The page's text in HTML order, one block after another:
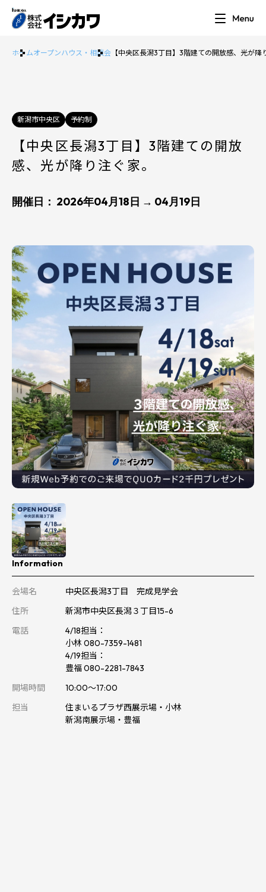
ホームオープンハウス・相談会 【中央区長潟3丁目】3階建ての開放感、光が降
新潟市中央区 予約制
【中央区長潟3丁目】3階建ての開放
感、光が降り注ぐ家。
開催日： 2026年04月18日 → 04月19日
Information
会場名
中央区長潟3丁目 完成見学会
住所
新潟市中央区長潟３丁目15-6
電話
4/18担当：
小林 080-7359-1481
4/19担当：
豊福 080-2281-7843
開場時間
10:00～17:00
担当
住まいるプラザ西展示場・小林
新潟南展示場・豊福